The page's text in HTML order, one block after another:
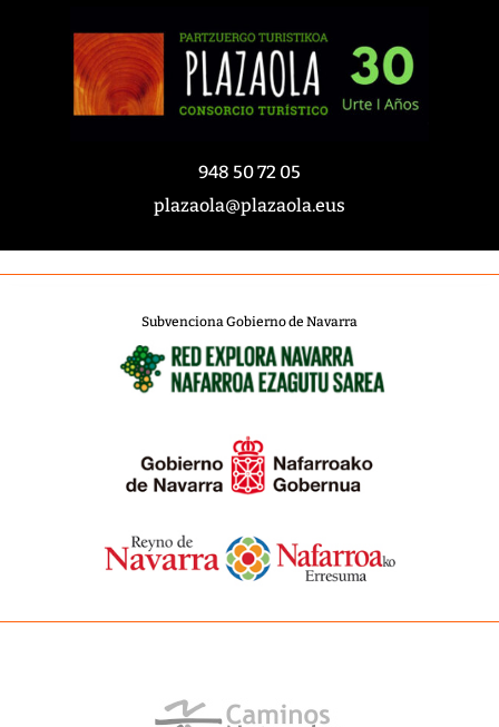
948 50 72 05
plazaola@plazaola.eus
Subvenciona Gobierno de Navarra